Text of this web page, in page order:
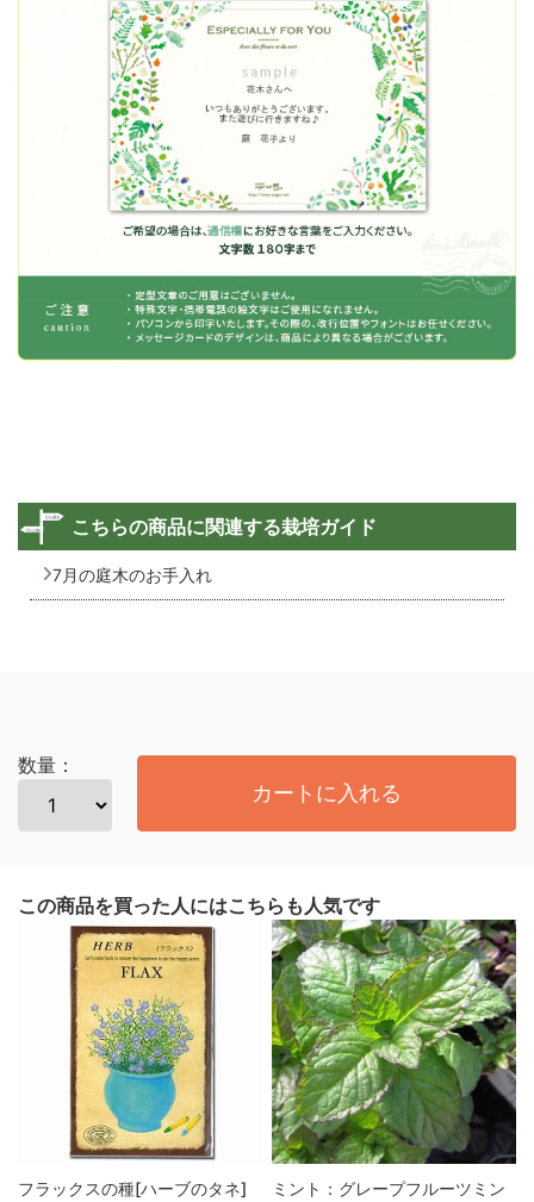
こちらの商品に関連する栽培ガイド
7月の庭木のお手入れ
数量：
カートに入れる
この商品を買った人にはこちらも人気です
フラックスの種[ハーブのタネ]
ミント：グレープフルーツミン